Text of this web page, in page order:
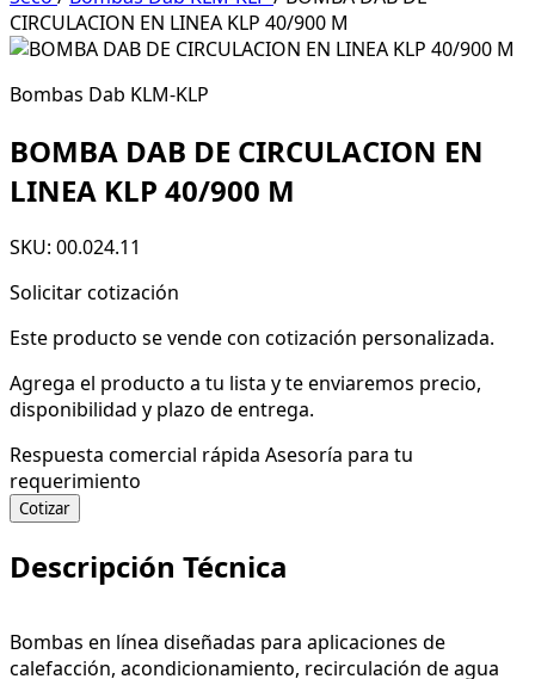
CIRCULACION EN LINEA KLP 40/900 M
Bombas Dab KLM-KLP
BOMBA DAB DE CIRCULACION EN
LINEA KLP 40/900 M
SKU: 00.024.11
Solicitar cotización
Este producto se vende con cotización personalizada.
Agrega el producto a tu lista y te enviaremos precio,
disponibilidad y plazo de entrega.
Respuesta comercial rápida Asesoría para tu
requerimiento
Cotizar
Descripción Técnica
Bombas en línea diseñadas para aplicaciones de
calefacción, acondicionamiento, recirculación de agua